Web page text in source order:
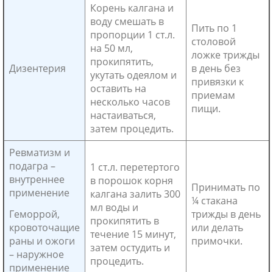
Дизентерия
Корень калгана и
воду смешать в
пропорции 1 ст.л.
на 50 мл,
прокипятить,
укутать одеялом и
оставить на
несколько часов
настаиваться,
затем процедить.
Пить по 1
столовой
ложке трижды
в день без
привязки к
приемам
пищи.
Ревматизм и
подагра –
внутреннее
применение
Геморрой,
кровоточащие
раны и ожоги
– наружное
применение
1 ст.л. перетертого
в порошок корня
калгана залить 300
мл воды и
прокипятить в
течение 15 минут,
затем остудить и
процедить.
Принимать по
¼ стакана
трижды в день
или делать
примочки.